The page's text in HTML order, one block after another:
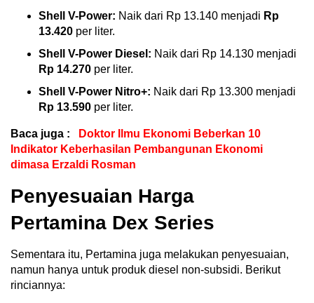
Shell V-Power: Naik dari Rp 13.140 menjadi Rp
13.420 per liter.
Shell V-Power Diesel: Naik dari Rp 14.130 menjadi
Rp 14.270 per liter.
Shell V-Power Nitro+: Naik dari Rp 13.300 menjadi
Rp 13.590 per liter.
Baca juga :
Doktor Ilmu Ekonomi Beberkan 10
Indikator Keberhasilan Pembangunan Ekonomi
dimasa Erzaldi Rosman
Penyesuaian Harga
Pertamina Dex Series
Sementara itu, Pertamina juga melakukan penyesuaian,
namun hanya untuk produk diesel non-subsidi. Berikut
rinciannya: